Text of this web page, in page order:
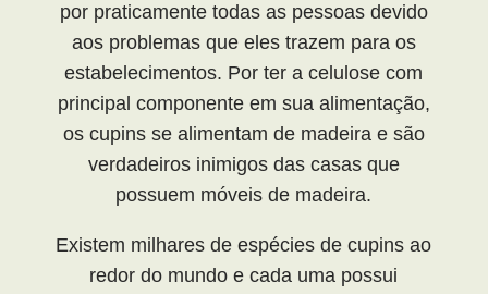
por praticamente todas as pessoas devido
aos problemas que eles trazem para os
estabelecimentos. Por ter a celulose com
principal componente em sua alimentação,
os cupins se alimentam de madeira e são
verdadeiros inimigos das casas que
possuem móveis de madeira.
Existem milhares de espécies de cupins ao
redor do mundo e cada uma possui